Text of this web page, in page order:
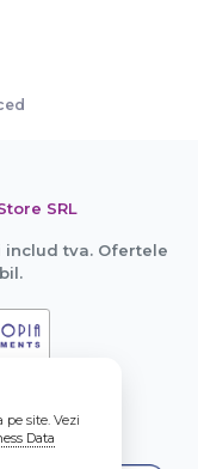
SRL
tva. Ofertele
site. Vezi
Data